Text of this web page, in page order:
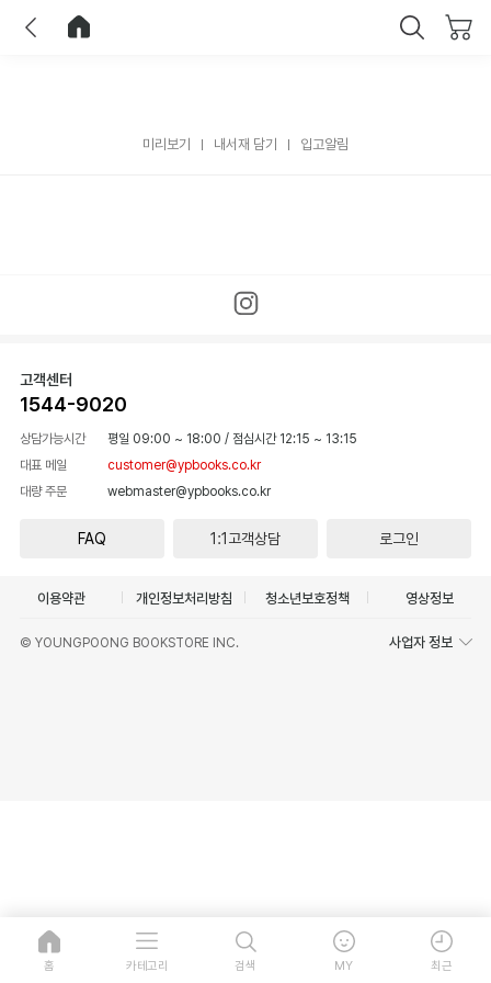
미리보기 내서재 담기 입고알림
고객센터
1544-9020
상담가능시간 평일 09:00 ~ 18:00 / 점심시간 12:15 ~ 13:15
대표 메일
customer@ypbooks.co.kr
대량 주문
webmaster@ypbooks.co.kr
FAQ 1:1고객상담 로그인
이용약관 개인정보처리방침 청소년보호정책 영상정보
© YOUNGPOONG BOOKSTORE INC. 사업자 정보
홈 카테고리 검색 MY 최근